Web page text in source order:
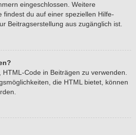
eingeschlossen. Weitere
findest du auf einer speziellen Hilfe-
Beitragserstellung aus zugänglich ist.
Code in Beiträgen zu verwenden.
die HTML bietet, können